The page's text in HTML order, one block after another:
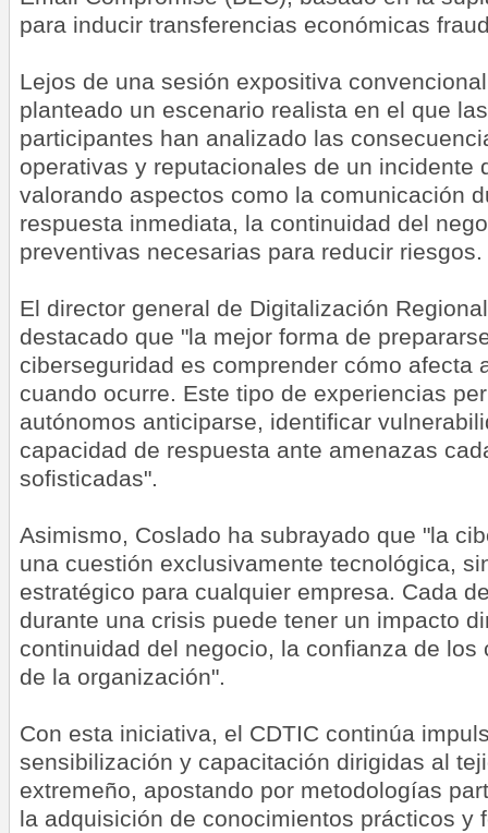
para inducir transferencias económicas
Lejos de una sesión expositiva
planteado un escenario realista en el que
participantes han analizado las
operativas y reputacionales de un incidente
valorando aspectos como la comunicación
respuesta inmediata, la continuidad del
preventivas necesarias para reducir riesgos.
El director general de Digitalización
destacado que "la mejor forma de
ciberseguridad es comprender cómo afecta
cuando ocurre. Este tipo de experiencias
autónomos anticiparse, identificar
capacidad de respuesta ante amenazas
sofisticadas".
Asimismo, Coslado ha subrayado que "la
una cuestión exclusivamente tecnológica,
estratégico para cualquier empresa. Cada
durante una crisis puede tener un impacto
continuidad del negocio, la confianza de los
de la organización".
Con esta iniciativa, el CDTIC continúa
sensibilización y capacitación dirigidas al
extremeño, apostando por metodologías
la adquisición de conocimientos prácticos y